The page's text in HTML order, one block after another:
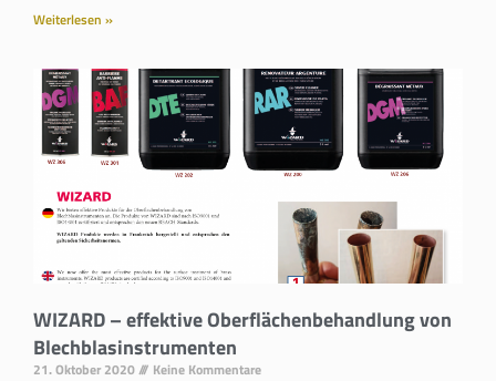
Weiterlesen »
WIZARD – effektive Oberflächenbehandlung von
Blechblasinstrumenten
21. Oktober 2020 Keine Kommentare